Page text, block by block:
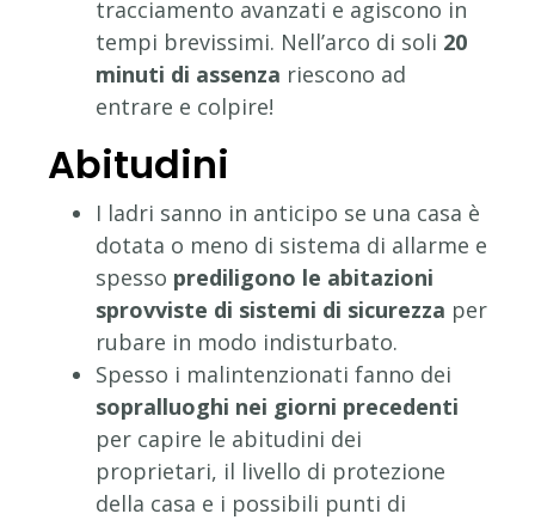
tracciamento avanzati e agiscono in
tempi brevissimi. Nell’arco di soli 20
minuti di assenza riescono ad
entrare e colpire!
Abitudini
I ladri sanno in anticipo se una casa è
dotata o meno di sistema di allarme e
spesso prediligono le abitazioni
sprovviste di sistemi di sicurezza per
rubare in modo indisturbato.
Spesso i malintenzionati fanno dei
sopralluoghi nei giorni precedenti
per capire le abitudini dei
proprietari, il livello di protezione
della casa e i possibili punti di